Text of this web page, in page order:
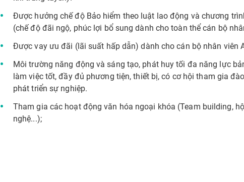
Được hưởng chế độ Bảo hiểm theo luật lao động và chương
(chế độ đãi ngộ, phúc lợi bổ sung dành cho toàn thể cán bộ
Được vay ưu đãi (lãi suất hấp dẫn) dành cho cán bộ nhân viên
Môi trường năng động và sáng tạo, phát huy tối đa năng lực
làm việc tốt, đầy đủ phương tiện, thiết bị, có cơ hội tham gia
phát triển sự nghiệp.
Tham gia các hoạt động văn hóa ngoại khóa (Team building,
nghệ...);